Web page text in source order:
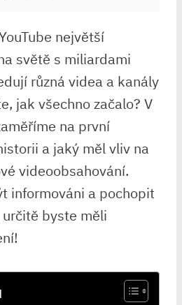
největší
světě s miliardami
různá videa a kanály
jak všechno začalo? V
na první
a jaký měl vliv na
videoobsahování.
informováni a pochopit
určitě byste měli